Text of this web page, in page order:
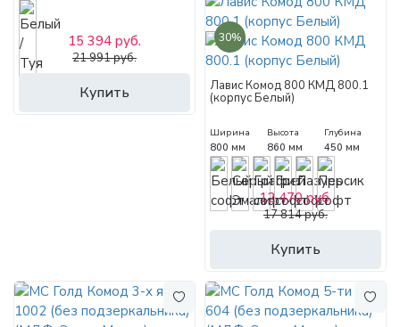
Купить
15 394 руб.
21 991 руб.
30%
Лавис Комод 800 КМД 800.1
(корпус Белый)
Ширина
800 мм
Высота
860 мм
Глубина
450 мм
Купить
12 470 руб.
17 814 руб.